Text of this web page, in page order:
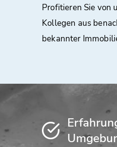
Profitieren Sie von
Kollegen aus
bekannter